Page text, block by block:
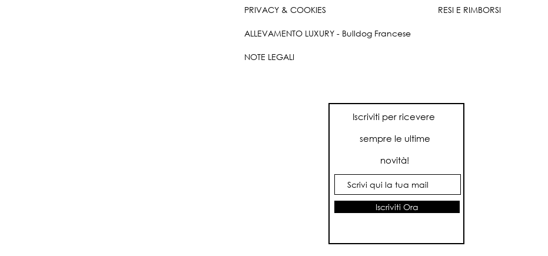
PRIVACY & COOKIES
RESI E RIMBORSI
ALLEVAMENTO LUXURY - Bulldog Francese
NOTE LEGALI
Iscriviti per ricevere
sempre le ultime
novità!
Iscriviti Ora